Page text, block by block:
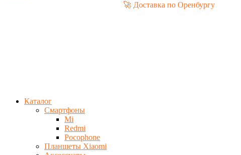
🚀 Доставка по Оренбургу
Каталог
Смартфоны
Mi
Redmi
Pocophone
Планшеты Xiaomi